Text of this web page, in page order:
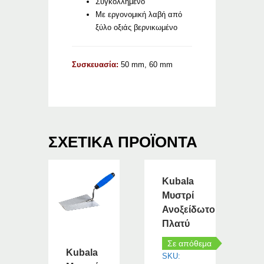
Με εργονομική λαβή από
ξύλο οξιάς βερνικωμένο
Συσκευασία: 50 mm, 60 mm
ΣΧΕΤΙΚΆ ΠΡΟΪΌΝΤΑ
Kubala
Kubala
Μυστρί
Ανοξείδωτο
Πλατύ
Σε απόθεμα
SKU: